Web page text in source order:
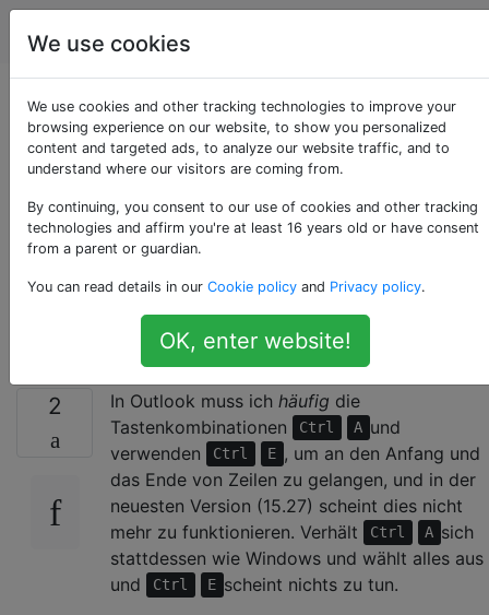
Apple
Outlook 15.27 Die
Tastenkombinationen
Strg-A und Strg-E
funktionieren nicht
2 In Outlook muss ich häufig die
Tastenkombinationen
Ctrl A und
verwenden
Ctrl E , um an den Anfang und
das Ende von Zeilen zu gelangen, und in der
neuesten Version (15.27) scheint dies nicht
mehr zu funktionieren. Verhält
Ctrl A sich
stattdessen wie Windows und wählt alles aus
und
Ctrl E scheint nichts zu tun.
We use cookies
We use cookies and other tracking technologies to improve your
browsing experience on our website, to show you personalized
content and targeted ads, to analyze our website traffic, and to
understand where our visitors are coming from.
By continuing, you consent to our use of cookies and other tracking
technologies and affirm you're at least 16 years old or have consent
from a parent or guardian.
You can read details in our Cookie policy and Privacy policy.
OK, enter website!